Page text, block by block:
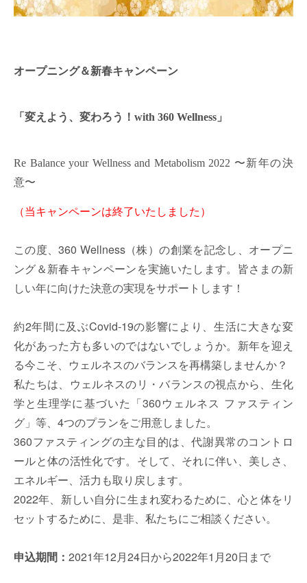
オープニング＆新春キャンペーン
「変えよう、変わろう！with 360 Wellness」
Re Balance your Wellness and Metabolism 2022 〜新年の決
意〜
（当キャンペーンは終了いたしました）
この度、360 Wellness（株）の創業を記念し、オープニ
ング＆新春キャンペーンを実施いたします。皆さまの新
しい年に向けた決意の実現をサポートします！
約2年間に及ぶCovid-19の影響により、生活に大きな変
化があった方も多いのではないでしょうか。新年を迎え
る今こそ、ウェルネスのバランスを再構築しませんか？
私たちは、ウェルネスのリ・バランスの視点から、生化
学と生理学に基づいた「360ウェルネス ファスティン
グ」等、4つのプランをご用意しました。
360ファスティングの主な目的は、代謝異常のコントロ
ールと体の活性化です。そして、それに伴い、美しさ、
エネルギー、活力も取り戻します。
2022年、新しい自分に生まれ変わるために、心と体をリ
セットするために、是非、私たちにご相談ください。
申込期間： 2021年12月24日から2022年1月20日まで